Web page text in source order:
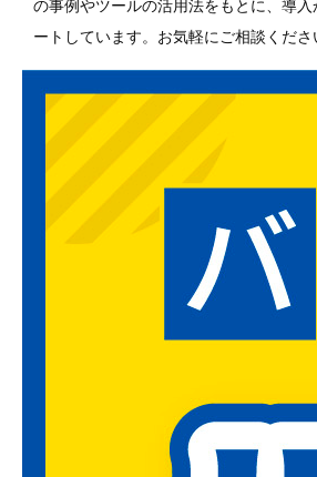
の事例やツールの活用法をもとに、導
ートしています。お気軽にご相談くださ